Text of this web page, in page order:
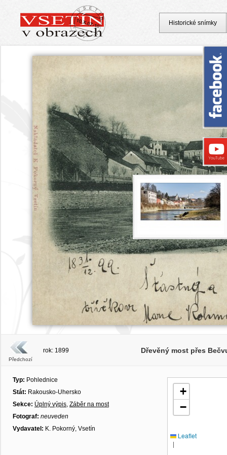
Předchozí
rok: 1899 Dřevěný most přes
Typ: Pohlednice
Stát: Rakousko-Uhersko
Sekce: Úplný výpis, Záběr na most
Fotograf: neuveden
Vydavatel: K. Pokorný, Vsetín
+
−
Leaflet
|
Historické snímky